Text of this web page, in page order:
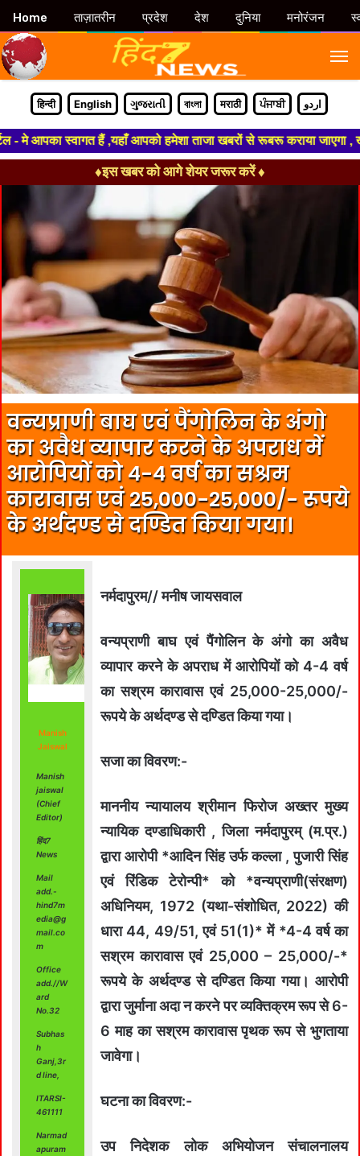
हिन्दी English ગુજરાતી বাংলা मराठी ਪੰਜਾਬੀ اردو
स्वागत हैं ,यहाँ आपको हमेशा ताजा खबरों से रूबरू कराया जाएगा ,
♦इस खबर को आगे शेयर जरूर करें ♦
वन्‍यप्राणी बाघ एवं पैंगोलिन के अंगो
का अवैध व्‍यापार करने के अपराध में
आरोपियों को 4-4 वर्ष का सश्रम
कारावास एवं 25,000-25,000/- रूपये
के अर्थदण्‍ड से दण्डित किया गया।
Manish
Jaiswal
Manish
jaiswal
(Chief
Editor)
हिंद7
News
Mail
add.-
hind7m
edia@g
mail.co
m
Office
add.//W
ard
No.32
Subhas
h
Ganj,3r
d line,
ITARSI-
461111
Narmad
apuram
नर्मदापुरम// मनीष जायसवाल
वन्‍यप्राणी बाघ एवं पैंगोलिन के अंगो का अवैध
व्‍यापार करने के अपराध में आरोपियों को 4-4 वर्ष
का सश्रम कारावास एवं 25,000-25,000/-
रूपये के अर्थदण्‍ड से दण्डित किया गया।
सजा का विवरण:-
माननीय न्‍यायालय श्रीमान फिरोज अख्‍तर मुख्‍य
न्‍यायिक दण्‍डाधिकारी , जिला नर्मदापुरम् (म.प्र.)
द्वारा आरोपी *आदिन सिंह उर्फ कल्‍ला , पुजारी सिंह
एवं रिंडिक टेरोन्‍पी* को *वन्‍यप्राणी(संरक्षण)
अधिनियम, 1972 (यथा-संशोधित, 2022) की
धारा 44, 49/51, एवं 51(1)* में *4-4 वर्ष का
सश्रम कारावास एवं 25,000 – 25,000/-*
रूपये के अर्थदण्‍ड से दण्डित किया गया। आरोपी
द्वारा जुर्माना अदा न करने पर व्‍यक्तिक्रम रूप से 6-
6 माह का सश्रम कारावास पृथक रूप से भुगताया
जावेगा।
घटना का विवरण:-
उप निदेशक लोक अभियोजन संचालनालय
Home ताज़ातरीन प्रदेश देश दुनिया मनोरंजन